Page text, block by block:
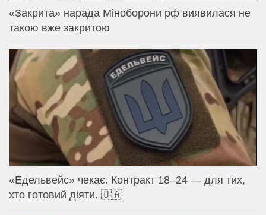
«Закрита» нарада Міноборони рф виявилася не
такою вже закритою
«Едельвейс» чекає. Контракт 18–24 — для тих,
хто готовий діяти. 🇺🇦